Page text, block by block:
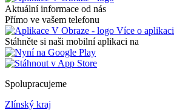
Aktuální informace od nás
Přímo ve vašem telefonu
Více o aplikaci
Stáhněte si naši mobilní aplikaci na
Spolupracujeme
Zlínský kraj